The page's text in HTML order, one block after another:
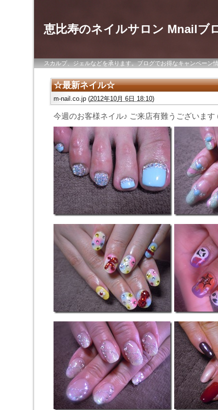
恵比寿のネイルサロン Mnailブ
スカルプ、ジェルなどを承ります。ブログでお得なキャンペーン
☆最新ネイル☆
m-nail.co.jp (2012年10月 6日 18:10)
今週のお客様ネイル♪ ご来店有難うございます